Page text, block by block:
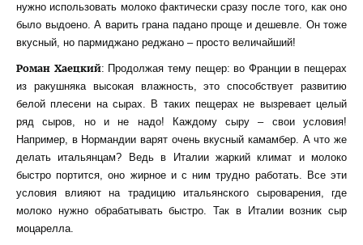
нужно использовать молоко фактически сразу после того, как оно
было выдоено. А варить грана падано проще и дешевле. Он тоже
вкусный, но пармиджано реджано – просто величайший!
Роман Хаецкий: Продолжая тему пещер: во Франции в пещерах
из ракушняка высокая влажность, это способствует развитию
белой плесени на сырах. В таких пещерах не вызревает целый
ряд сыров, но и не надо! Каждому сыру – свои условия!
Например, в Нормандии варят очень вкусный камамбер. А что же
делать итальянцам? Ведь в Италии жаркий климат и молоко
быстро портится, оно жирное и с ним трудно работать. Все эти
условия влияют на традицию итальянского сыроварения, где
молоко нужно обрабатывать быстро. Так в Италии возник сыр
моцарелла.